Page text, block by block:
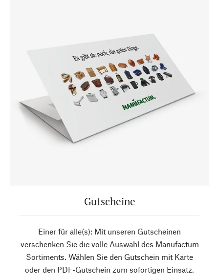
Gutscheine
Einer für alle(s): Mit unseren Gutscheinen
verschenken Sie die volle Auswahl des Manufactum
Sortiments. Wählen Sie den Gutschein mit Karte
oder den PDF-Gutschein zum sofortigen Einsatz.